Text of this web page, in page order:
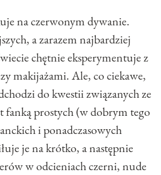
na czerwonym dywanie.
a zarazem najbardziej
chętnie eksperymentuje z
makijażami. Ale, co ciekawe,
do kwestii związanych ze
fanką prostych (w dobrym tego
i ponadczasowych
je na krótko, a następnie
w odcieniach czerni, nude